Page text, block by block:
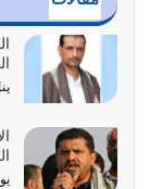
أي أمة تتفرق
أمة عاجزة عن
يوليو 23, 2026
بحبل الله
يوليو 22, 2026